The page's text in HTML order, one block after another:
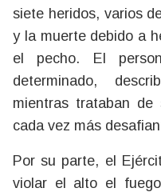
siete heridos, varios
y la muerte debido a
el pecho. El
determinado,
mientras trataban de
cada vez más
Por su parte, el
violar el alto el